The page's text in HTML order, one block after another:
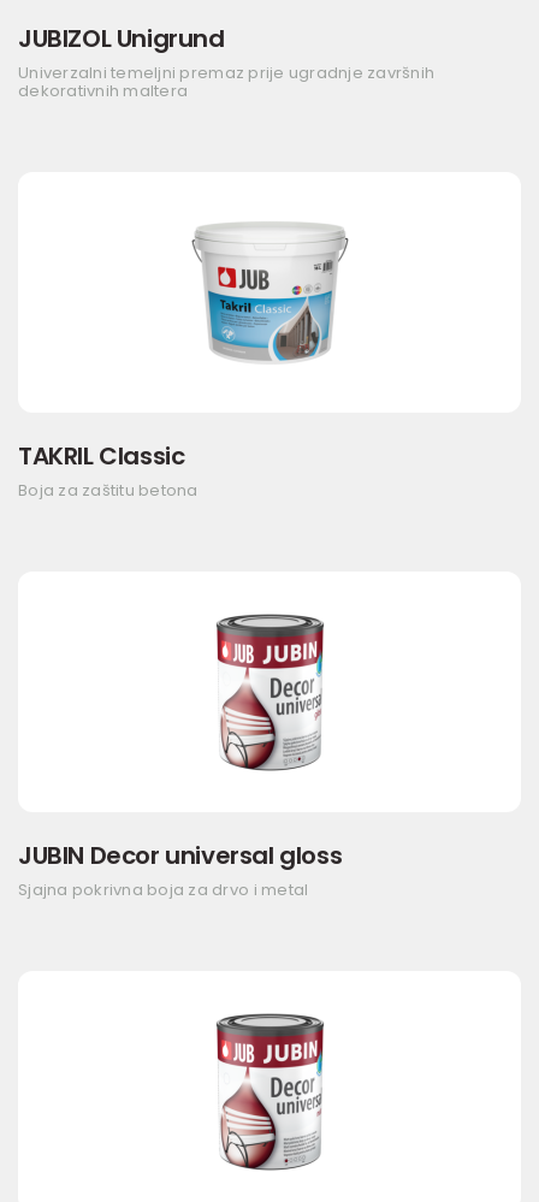
JUBIZOL Unigrund
Univerzalni temeljni premaz prije ugradnje završnih
dekorativnih maltera
TAKRIL Classic
Boja za zaštitu betona
JUBIN Decor universal gloss
Sjajna pokrivna boja za drvo i metal